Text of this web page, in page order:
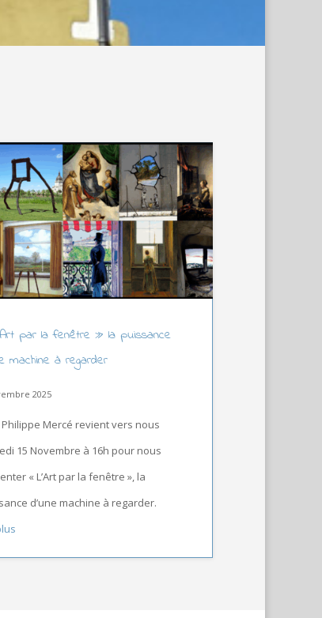
par la fenêtre » la puissance
machine à regarder
2025
Philippe Mercé revient vers nous
15 Novembre à 16h pour nous
« L’Art par la fenêtre », la
d’une machine à regarder.